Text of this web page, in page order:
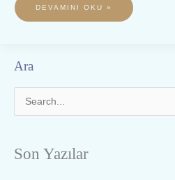
DEVAMINI OKU »
Ara
rSon Yazılar